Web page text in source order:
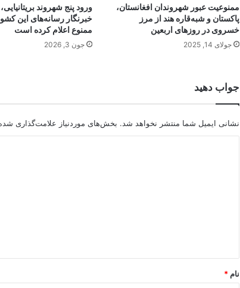
ممنوعیت عبور شهروندان افغانستان،
پاکستان و شبه‌قاره هند از مرز
خسروی در روزهای اربعین
جولای 14, 2025
ورود پنج شهروند
خبرنگار رسانه‌های این
ممنوع اعلام کرده است
جون 3, 2026
جواب دهید
نشانی ایمیل شما منتشر نخواهد شد. بخش‌های موردنیاز علامت‌گذاری
نام *